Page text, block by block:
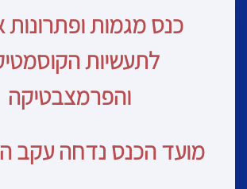
כנס מגמות ופתרונות
לתעשיות
והפרמצבטיקה
מועד הכנס נדחה עקב